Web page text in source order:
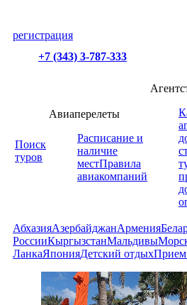
регистрация
+7 (343) 3-787-333
Поиск
туров
Авиаперелеты
Расписание и
наличие
местПравила
авиакомпаний
АбхазияАзербайджанАрмения
РоссииКыргызстанМальдивы
ЛанкаЯпонияДетский отдыхПрием